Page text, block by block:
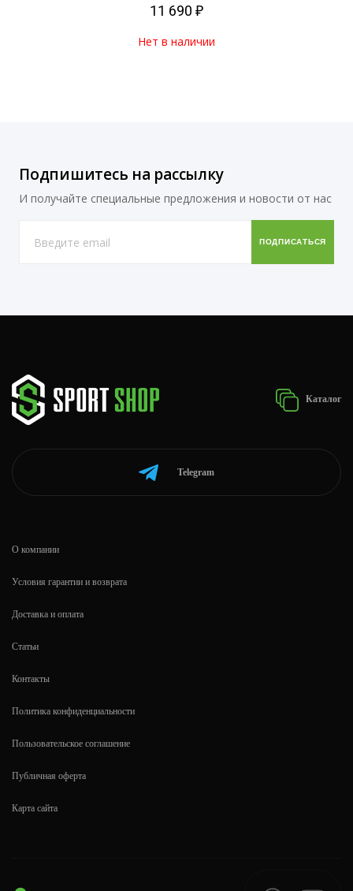
11 690 ₽
Нет в наличии
Подпишитесь на рассылку
И получайте специальные предложения и новости от нас
Каталог
Telegram
О компании
Условия гарантии и возврата
Доставка и оплата
Статьи
Контакты
Политика конфиденциальности
Пользовательское соглашение
Публичная оферта
Карта сайта